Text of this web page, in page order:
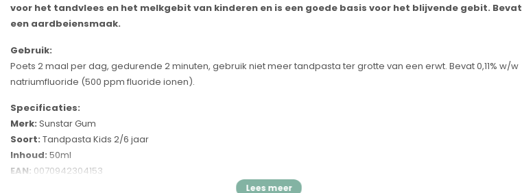
voor het tandvlees en het melkgebit van kinderen en is een goede basis voor het blijvende gebit. Bevat
een aardbeiensmaak.
Gebruik:
Poets 2 maal per dag, gedurende 2 minuten, gebruik niet meer tandpasta ter grotte van een erwt. Bevat 0,11% w/w
natriumfluoride (500 ppm fluoride ionen).
Specificaties:
Merk: Sunstar Gum
Soort: Tandpasta Kids 2/6 jaar
Inhoud: 50ml
EAN: 0070942304153